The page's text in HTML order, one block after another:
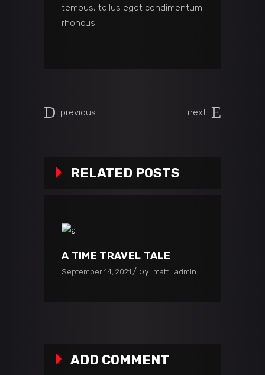
tempus, tellus eget condimentum
rhoncus.
previous next
RELATED POSTS
A TIME TRAVEL TALE
September 14, 2021 by matt_admin
ADD COMMENT